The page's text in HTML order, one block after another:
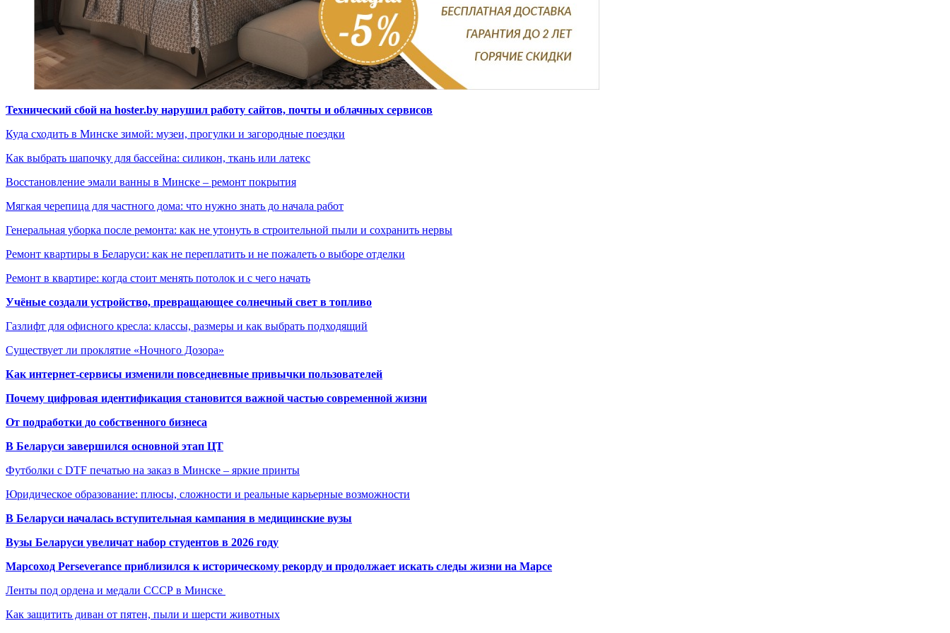
Технический сбой на hoster.by нарушил работу сайтов, почты и облачных сервисов
Куда сходить в Минске зимой: музеи, прогулки и загородные поездки
Как выбрать шапочку для бассейна: силикон, ткань или латекс
Восстановление эмали ванны в Минске – ремонт покрытия
Мягкая черепица для частного дома: что нужно знать до начала работ
Генеральная уборка после ремонта: как не утонуть в строительной пыли и сохранить нервы
Ремонт квартиры в Беларуси: как не переплатить и не пожалеть о выборе отделки
Ремонт в квартире: когда стоит менять потолок и с чего начать
Учёные создали устройство, превращающее солнечный свет в топливо
Газлифт для офисного кресла: классы, размеры и как выбрать подходящий
Существует ли проклятие «Ночного Дозора»
Как интернет-сервисы изменили повседневные привычки пользователей
Почему цифровая идентификация становится важной частью современной жизни
От подработки до собственного бизнеса
В Беларуси завершился основной этап ЦТ
Футболки с DTF печатью на заказ в Минске – яркие принты
Юридическое образование: плюсы, сложности и реальные карьерные возможности
В Беларуси началась вступительная кампания в медицинские вузы
Вузы Беларуси увеличат набор студентов в 2026 году
Марсоход Perseverance приблизился к историческому рекорду и продолжает искать следы жизни на Марсе
Ленты под ордена и медали СССР в Минске
Как защитить диван от пятен, пыли и шерсти животных